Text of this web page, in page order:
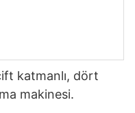
katmanlı, dört
makinesi.